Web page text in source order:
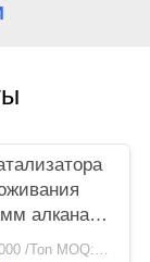
алкана
алкену
USD3000-30000 /Ton MOQ:1 кг